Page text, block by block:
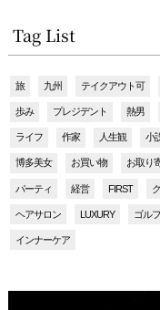
Tag List
旅 九州 テイクアウト可
歩み プレジデント 熱男
ライフ 作家 人生観 小
博多美女 お買い物 お取り
パーティ 経営 FIRST
ヘアサロン LUXURY ゴルフ
インナーケア